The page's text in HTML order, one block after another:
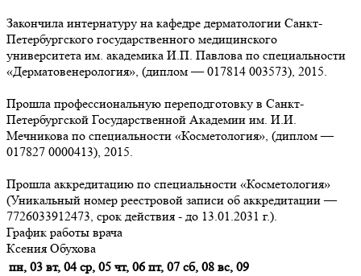
Закончила интернатуру на кафедре дерматологии Санкт-
Петербургского государственного медицинского
университета им. академика И.П. Павлова по специальности
«Дерматовенерология», (диплом — 017814 003573), 2015.
Прошла профессиональную переподготовку в Санкт-
Петербургской Государственной Академии им. И.И.
Мечникова по специальности «Косметология», (диплом —
017827 0000413), 2015.
Прошла аккредитацию по специальности «Косметология»
(Уникальный номер реестровой записи об аккредитации —
7726033912473, срок действия - до 13.01.2031 г.).
График работы врача
Ксения Обухова
пн, 03 вт, 04 ср, 05 чт, 06 пт, 07 сб, 08 вс, 09